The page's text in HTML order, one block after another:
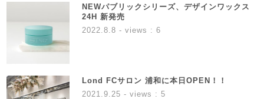
NEWパブリックシリーズ、デザインワックス
24H 新発売
2022.8.8 - views : 6
Lond FCサロン 浦和に本日OPEN！！
2021.9.25 - views : 5